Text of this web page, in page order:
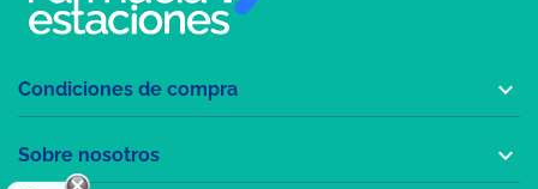
Condiciones de compra 
Sobre nosotros 